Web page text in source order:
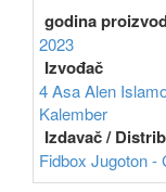
godina
2023
Izvođač
4 AsaAlen
Kalember
Izdavač /
Fidbox Jugoton -